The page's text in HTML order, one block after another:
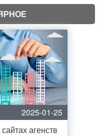
2025-01-25
агенств